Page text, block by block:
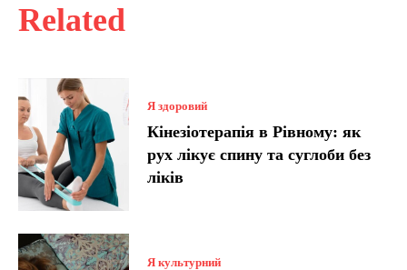
Related
Я здоровий
Кінезіотерапія в Рівному: як
рух лікує спину та суглоби без
ліків
Я культурний